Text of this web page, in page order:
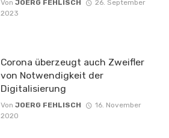
Von JOERG FEHLISCH
26. September
2023
Corona überzeugt auch Zweifler
von Notwendigkeit der
Digitalisierung
Von JOERG FEHLISCH
16. November
2020